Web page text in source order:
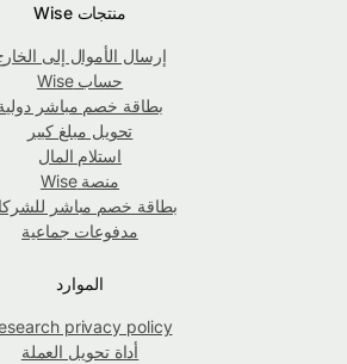
منتجات Wise
إرسال الأموال إلى الخارج
حساب Wise
بطاقة خصم مباشر دولية
تحويل مبلغ كبير
استلام المال
منصة Wise
بطاقة خصم مباشر للشركات
مدفوعات جماعية
الموارد
Research privacy policy
أداة تحويل العملة